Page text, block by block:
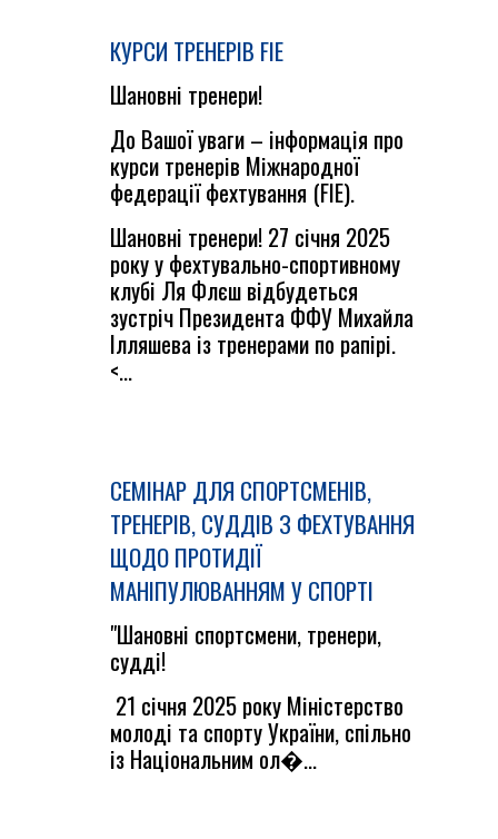
КУРСИ ТРЕНЕРІВ FIE
Шановні тренери!
До Вашої уваги – інформація про
курси тренерів Міжнародної
федерації фехтування (FIE).
Шановні тренери! 27 січня 2025
року у фехтувально-спортивному
клубі Ля Флєш відбудеться
зустріч Президента ФФУ Михайла
Ілляшева із тренерами по рапірі.
<...
СЕМІНАР ДЛЯ СПОРТСМЕНІВ,
ТРЕНЕРІВ, СУДДІВ З ФЕХТУВАННЯ
ЩОДО ПРОТИДІЇ
МАНІПУЛЮВАННЯМ У СПОРТІ
"Шановні спортсмени, тренери,
судді!
21 січня 2025 року Міністерство
молоді та спорту України, спільно
із Національним ол�...